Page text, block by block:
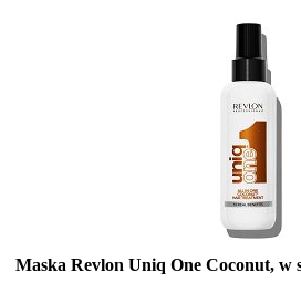
Maska Revlon Uniq One Coconut, w